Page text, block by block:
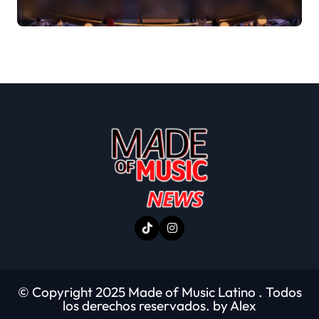
© Copyright 2025 Made of Music Latino . Todos
los derechos reservados. by Alex